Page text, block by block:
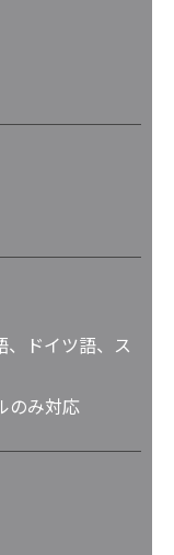
、ドイツ語、ス
のみ対応